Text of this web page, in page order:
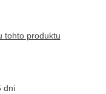
tohto produktu
dni